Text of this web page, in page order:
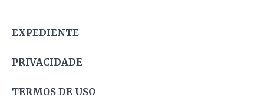
EXPEDIENTE
PRIVACIDADE
TERMOS DE USO